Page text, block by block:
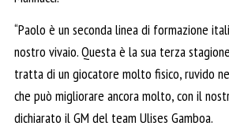
“Paolo è un seconda linea di formazione
nostro vivaio. Questa è la sua terza
tratta di un giocatore molto fisico, ruvido
che può migliorare ancora molto, con il
dichiarato il GM del team Ulises Gamboa.